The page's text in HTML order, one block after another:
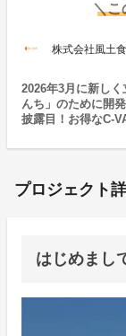
＼こ
株式会社風土
2026年3月に新し
んち」のために開
披露目！お得なC-
プロジェクト
はじめまし